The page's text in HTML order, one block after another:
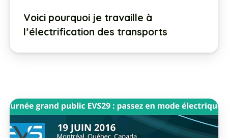
Voici pourquoi je travaille à
l’électrification des transports